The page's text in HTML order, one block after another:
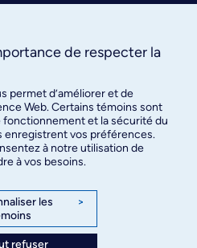
490
de respecter la
permet d’améliorer et de
Web. Certains témoins sont
fonctionnement et la sécurité du
enregistrent vos préférences.
à notre utilisation de
à vos besoins.
les
>
refuser